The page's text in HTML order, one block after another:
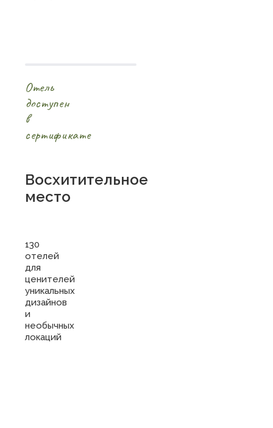
Отель
доступен
в
сертификате
Восхитительное
место
130
отелей
для
ценителей
уникальных
дизайнов
и
необычных
локаций